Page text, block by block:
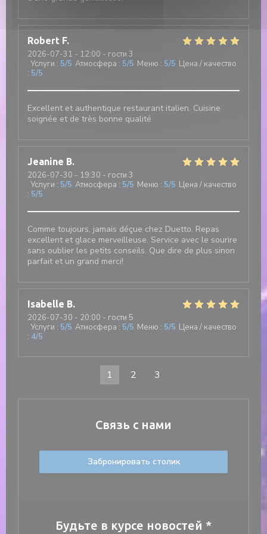
Robert F
2026-07-31 - 12:00 - гости 3
Услуги : 5/5 Атмосфера : 5/5 Меню : 5/5 Цена / качество
: 5/5
Excellent et authentique restaurant italien. Cuisine
soignée et de très bonne qualité
Jeanine B
2026-07-30 - 19:30 - гости 3
Услуги : 5/5 Атмосфера : 5/5 Меню : 5/5 Цена / качество
: 5/5
Comme toujours, jamais déçue chez Duetto. Repas
excellent et glace merveilleuse. Service avec le sourire
sans oublier les petits conseils. Que dire de plus sinon
parfait et un grand merci!
Isabelle B
2026-07-30 - 20:00 - гости 5
Услуги : 5/5 Атмосфера : 5/5 Меню : 5/5 Цена / качество
: 4/5
1 2 3
Связь с нами
Забронировать столик
Будьте в курсе новостей *